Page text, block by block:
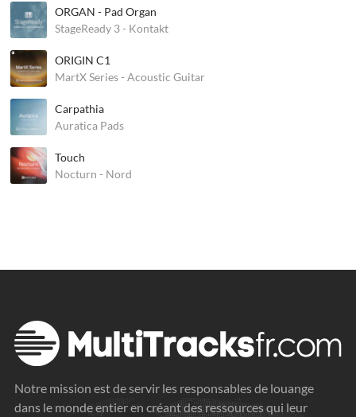
ORGAN - Pad Organ
StageReady 3 - Kontakt
ORIGIN C1
MartX Series - Acoustic Guitar
Carpathia
Auratica Pads
Touch
Nocturn - Nord
Notre mission est de servir les responsables de louange
dans le monde entier en créant des ressources qui leur